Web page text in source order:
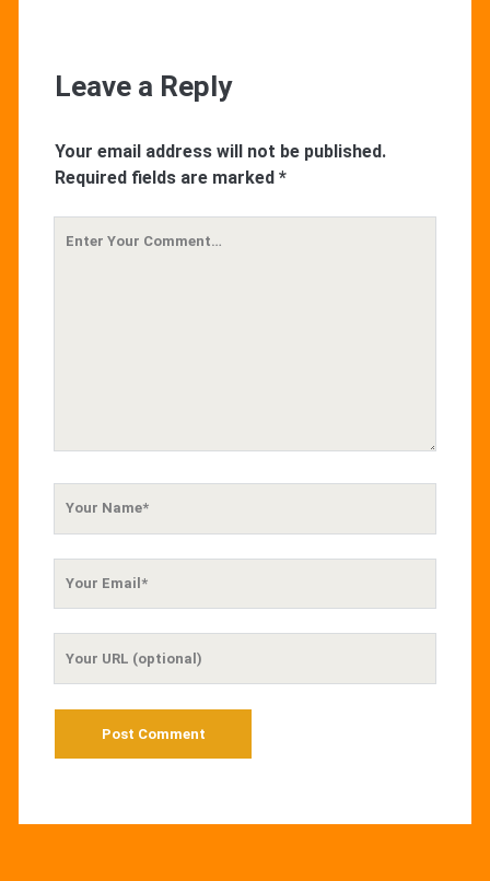
Leave a Reply
Your email address will not be published.
Required fields are marked *